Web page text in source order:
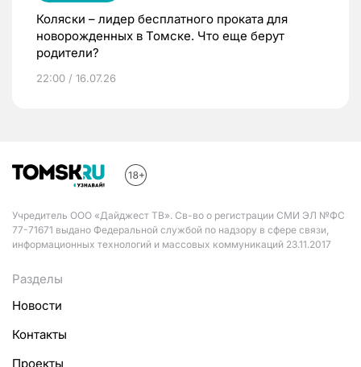
Коляски – лидер бесплатного проката для
новорожденных в Томске. Что еще берут
родители?
22:00 / 16.07.26
Учредитель ООО «Дайджест ТВ». Св-во о регистрации СМИ ЭЛ №ФС
77-71671 выдано Федеральной службой по надзору в сфере связи,
информационных технологий и массовых коммуникаций 23.11.2017
Разделы
Новости
Контакты
Проекты